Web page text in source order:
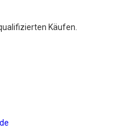
Käufen.